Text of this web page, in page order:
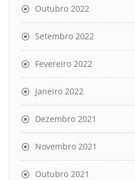
Outubro 2022
Setembro 2022
Fevereiro 2022
Janeiro 2022
Dezembro 2021
Novembro 2021
Outubro 2021